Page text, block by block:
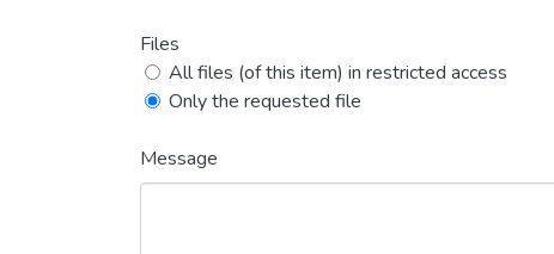
Files
All files (of this item) in restricted access
Only the requested file
Message